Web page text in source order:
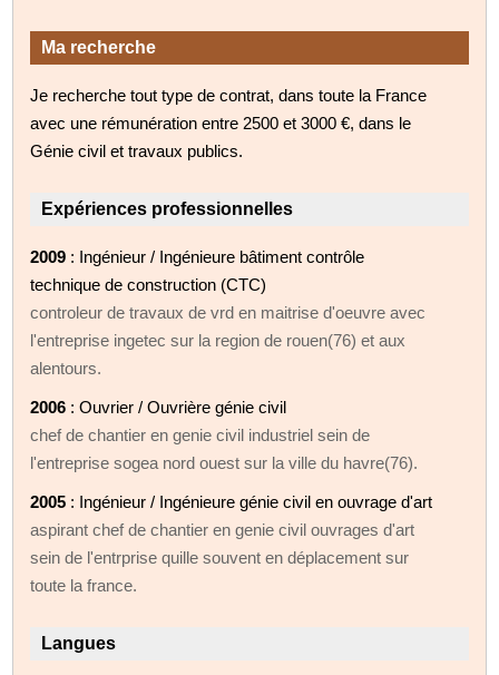
Ma recherche
Je recherche tout type de contrat, dans toute la France
avec une rémunération entre 2500 et 3000 €, dans le
Génie civil et travaux publics.
Expériences professionnelles
2009 : Ingénieur / Ingénieure bâtiment contrôle
technique de construction (CTC)
controleur de travaux de vrd en maitrise d'oeuvre avec
l'entreprise ingetec sur la region de rouen(76) et aux
alentours.
2006 : Ouvrier / Ouvrière génie civil
chef de chantier en genie civil industriel sein de
l'entreprise sogea nord ouest sur la ville du havre(76).
2005 : Ingénieur / Ingénieure génie civil en ouvrage d'art
aspirant chef de chantier en genie civil ouvrages d'art
sein de l'entrprise quille souvent en déplacement sur
toute la france.
Langues